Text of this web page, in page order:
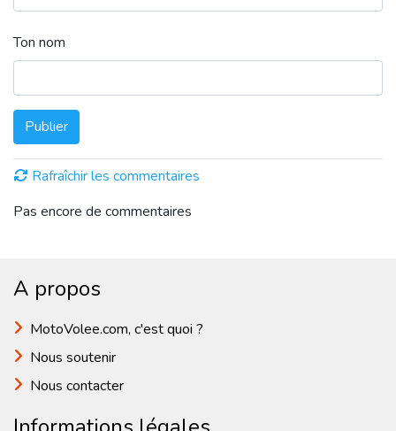
Ton nom
Publier
Rafraîchir les commentaires
Pas encore de commentaires
A propos
MotoVolee.com, c'est quoi ?
Nous soutenir
Nous contacter